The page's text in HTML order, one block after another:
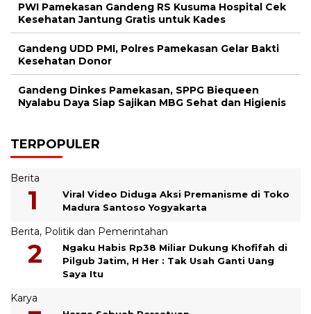
PWI Pamekasan Gandeng RS Kusuma Hospital Cek
Kesehatan Jantung Gratis untuk Kades
Gandeng UDD PMI, Polres Pamekasan Gelar Bakti
Kesehatan Donor
Gandeng Dinkes Pamekasan, SPPG Biequeen
Nyalabu Daya Siap Sajikan MBG Sehat dan Higienis
TERPOPULER
Berita
Viral Video Diduga Aksi Premanisme di Toko
Madura Santoso Yogyakarta
Berita, Politik dan Pemerintahan
Ngaku Habis Rp38 Miliar Dukung Khofifah di
Pilgub Jatim, H Her : Tak Usah Ganti Uang
Saya Itu
Karya